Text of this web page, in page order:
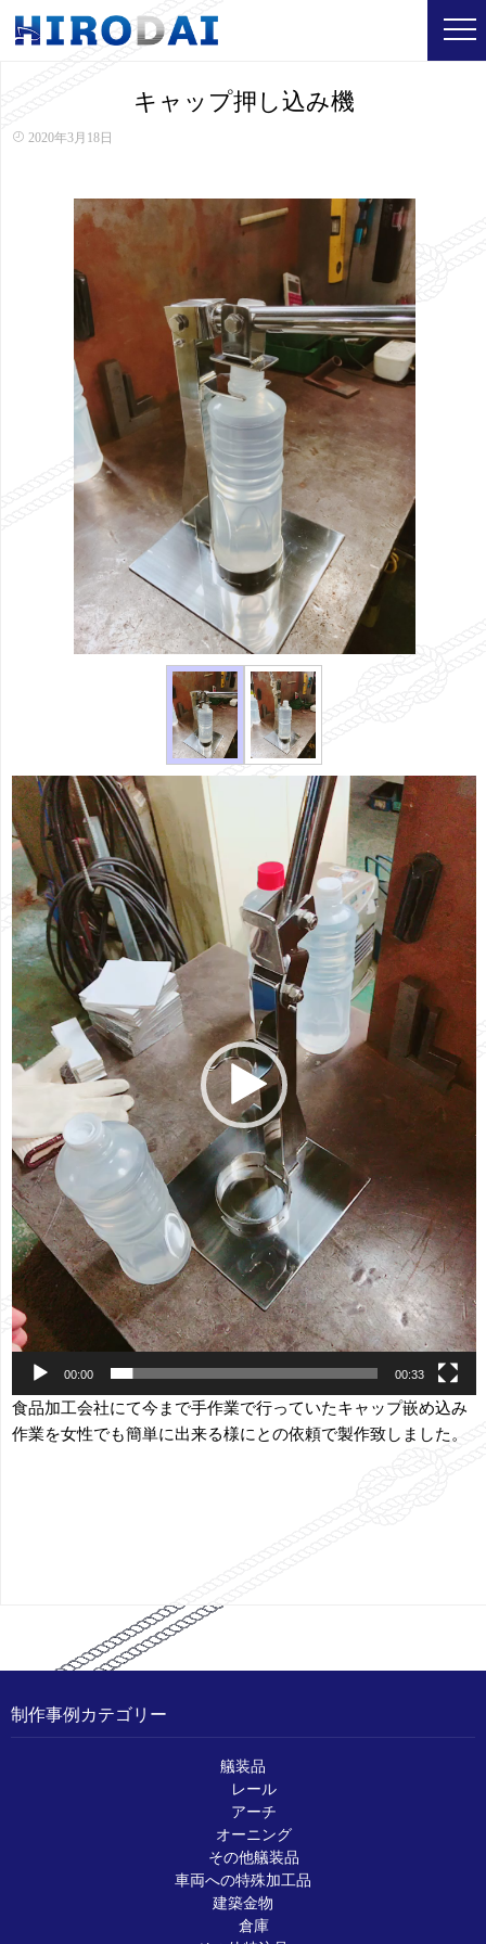
キャップ押し込み機
2020年3月18日
動
画
プ
レ
ー
ヤ
ー
00:00 00:33
食品加工会社にて今まで手作業で行っていたキャップ嵌め込み
作業を女性でも簡単に出来る様にとの依頼で製作致しました。
制作事例カテゴリー
艤装品
レール
アーチ
オーニング
その他艤装品
車両への特殊加工品
建築金物
倉庫